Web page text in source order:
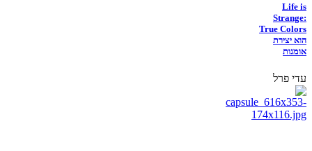
Life is
Strange:
True Colors
הוא יצירת
אומנות
עדי פרל